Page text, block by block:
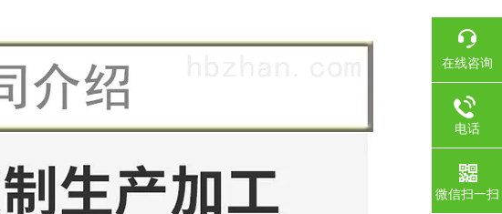
在线咨询
电话
微信扫一扫